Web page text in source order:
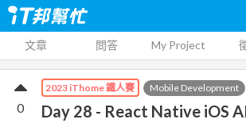
文章 問答 My Project
2023 iThome 鐵人賽 Mobile Development
Day 28 - React Native iOS
0